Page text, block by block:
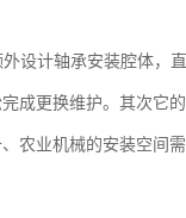
设计轴承安装腔体，直
成更换维护。其次它的
农业机械的安装空间需